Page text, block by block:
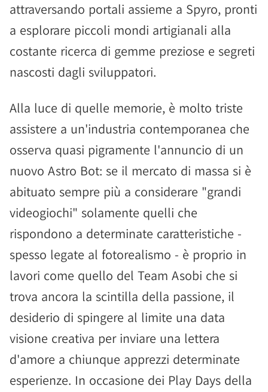
attraversando portali assieme a Spyro, pronti
a esplorare piccoli mondi artigianali alla
costante ricerca di gemme preziose e segreti
nascosti dagli sviluppatori.
Alla luce di quelle memorie, è molto triste
assistere a un'industria contemporanea che
osserva quasi pigramente l'annuncio di un
nuovo Astro Bot: se il mercato di massa si è
abituato sempre più a considerare "grandi
videogiochi" solamente quelli che
rispondono a determinate caratteristiche -
spesso legate al fotorealismo - è proprio in
lavori come quello del Team Asobi che si
trova ancora la scintilla della passione, il
desiderio di spingere al limite una data
visione creativa per inviare una lettera
d'amore a chiunque apprezzi determinate
esperienze. In occasione dei Play Days della